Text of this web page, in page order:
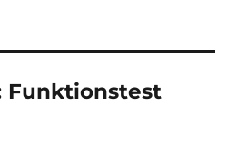
Funktionstest